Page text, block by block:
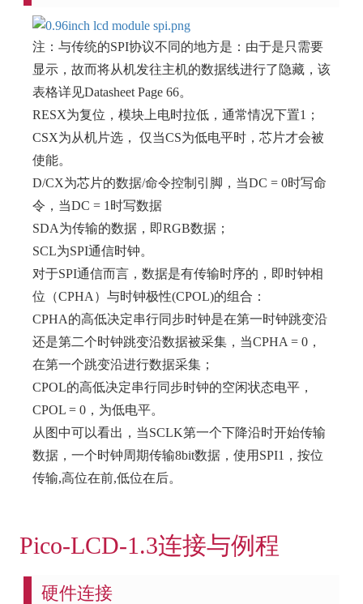
注：与传统的SPI协议不同的地方是：由于是只需要
显示，故而将从机发往主机的数据线进行了隐藏，该
表格详见Datasheet Page 66。
RESX为复位，模块上电时拉低，通常情况下置1；
CSX为从机片选， 仅当CS为低电平时，芯片才会被
使能。
D/CX为芯片的数据/命令控制引脚，当DC = 0时写命
令，当DC = 1时写数据
SDA为传输的数据，即RGB数据；
SCL为SPI通信时钟。
对于SPI通信而言，数据是有传输时序的，即时钟相
位（CPHA）与时钟极性(CPOL)的组合：
CPHA的高低决定串行同步时钟是在第一时钟跳变沿
还是第二个时钟跳变沿数据被采集，当CPHA = 0，
在第一个跳变沿进行数据采集；
CPOL的高低决定串行同步时钟的空闲状态电平，
CPOL = 0，为低电平。
从图中可以看出，当SCLK第一个下降沿时开始传输
数据，一个时钟周期传输8bit数据，使用SPI1，按位
传输,高位在前,低位在后。
Pico-LCD-1.3连接与例程
硬件连接